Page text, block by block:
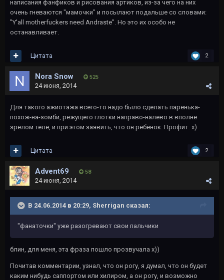
написания фанфиков и рисования артиков, из-за чего на них
очень гневаются "мамочки" и посылают подальше со словами:
"Y'all motherfuckers need Andraste". Но это их особо не
останавливает.
2
Цитата
Nora Snow 525
24 июня, 2014
Для такого ажиотажа всего-то надо было сделать паренька-
похож-на-зомби, режущего глотки направо-налево в вполне
зрелом теле, и при этом заявить, что он ребенок. Профит. х)
2
Цитата
Advent69 58
24 июня, 2014
В 24.06.2014 в 20:29, Sherrigan сказал:
"фанаточки" уже разогревают свои пальчики
блин, для меня, эта фраза пошло прозвучала х))
Почитав комментарии, узнал, что он рогу, я думал, что он будет
каким нибудь саппортом или хилиром, а он рогу, и возможно